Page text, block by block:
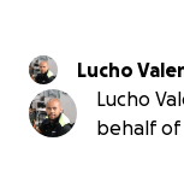
Lucho
Lucho
behalf of